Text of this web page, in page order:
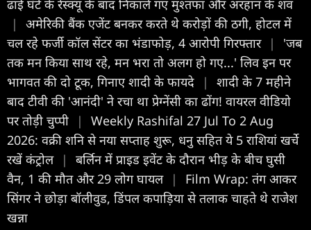
ढाई घंटे के रेस्क्यू के बाद निकाले गए मुश्तफा और अरहान के शव
|
अमेरिकी बैंक एजेंट बनकर करते थे करोड़ों की ठगी, होटल में
चल रहे फर्जी कॉल सेंटर का भंडाफोड़, 4 आरोपी गिरफ्तार |
'जब
तक मन किया साथ रहे, मन भरा तो अलग हो गए...' लिव इन पर
भागवत की दो टूक, गिनाए शादी के फायदे
|
शादी के 7 महीने
बाद टीवी की 'आनंदी' ने रचा था प्रेग्नेंसी का ढोंग! वायरल वीडियो
पर तोड़ी चुप्पी
|
Weekly Rashifal 27 Jul To 2 Aug
2026: वक्री शनि से नया सप्ताह शुरू, धनु सहित ये 5 राशियां खर्चे
रखें कंट्रोल |
बर्लिन में प्राइड इवेंट के दौरान भीड़ के बीच घुसी
वैन, 1 की मौत और 29 लोग घायल |
Film Wrap: तंग आकर
सिंगर ने छोड़ा बॉलीवुड, डिंपल कपाड़िया से तलाक चाहते थे राजेश
खन्ना